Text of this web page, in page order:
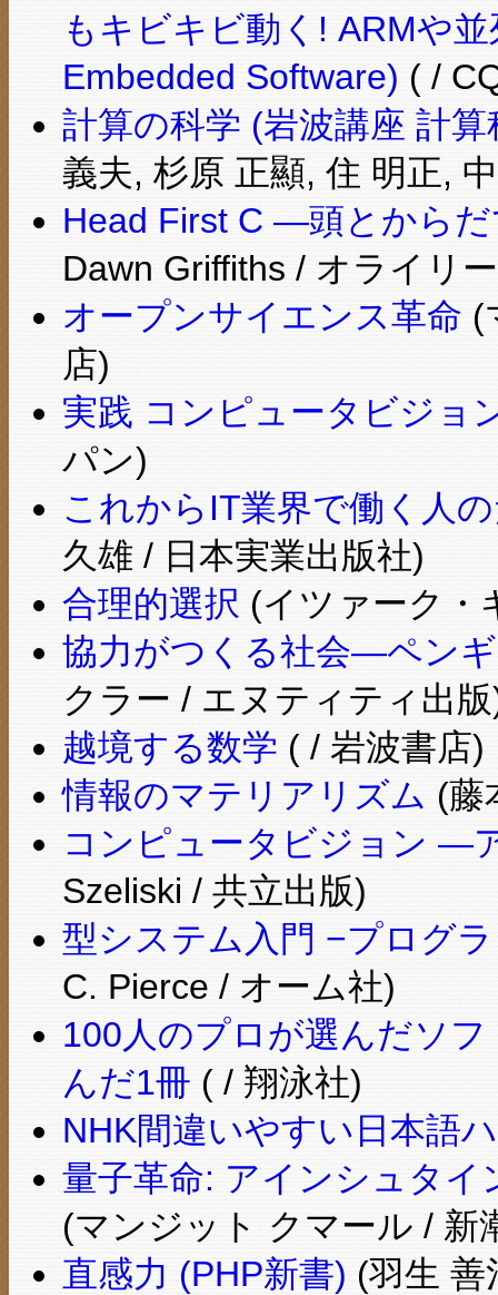
もキビキビ動く! ARMや
Embedded Software) ( /
計算の科学 (岩波講座 計
義夫, 杉原 正顯, 住 明正,
Head First C ―頭とから
Dawn Griffiths / オライリ
オープンサイエンス革命 (
店)
実践 コンピュータビジョ
パン)
これからIT業界で働く人
久雄 / 日本実業出版社)
合理的選択 (イツァーク・
協力がつくる社会―ペン
クラー / エヌティティ出
越境する数学 ( / 岩波書店)
情報のマテリアリズム (藤
コンピュータビジョン ―
Szeliski / 共立出版)
型システム入門 −プログ
C. Pierce / オーム社)
100人のプロが選んだソ
んだ1冊 ( / 翔泳社)
NHK間違いやすい日本語
量子革命: アインシュタイ
(マンジット クマール / 新
直感力 (PHP新書) (羽生 善